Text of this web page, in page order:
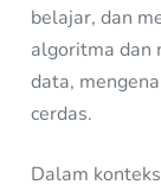
belajar, dan
algoritma dan
data,
cerdas.
Dalam